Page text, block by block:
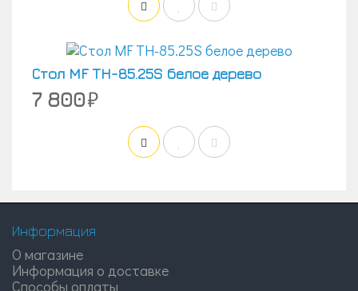
Стол MF TH-85.25S белое дерево
7 800
Информация
О магазине
Информация о доставке
Способы оплаты